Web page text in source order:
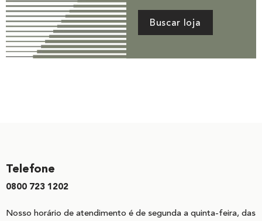
Buscar loja
Telefone
0800 723 1202
Nosso horário de atendimento é de segunda a quinta-feira, das